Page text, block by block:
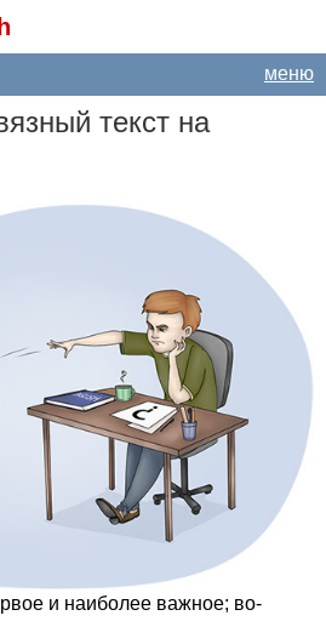
меню
текст на
и наиболее важное; во-